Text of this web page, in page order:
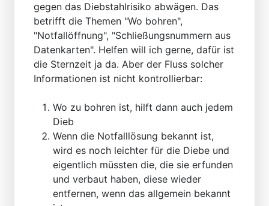
gegen das Diebstahlrisiko abwägen. Das
betrifft die Themen "Wo bohren",
"Notfallöffnung", "Schließungsnummern aus
Datenkarten". Helfen will ich gerne, dafür ist
die Sternzeit ja da. Aber der Fluss solcher
Informationen ist nicht kontrollierbar:
Wo zu bohren ist, hilft dann auch jedem
Dieb
Wenn die Notfalllösung bekannt ist,
wird es noch leichter für die Diebe und
eigentlich müssten die, die sie erfunden
und verbaut haben, diese wieder
entfernen, wenn das allgemein bekannt